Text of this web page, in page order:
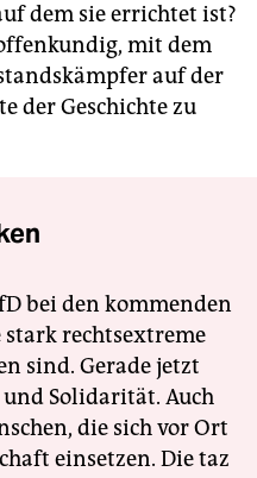
dem sie errichtet ist?
mit dem
auf der
der Geschichte zu
bei den kommenden
rechtsextreme
sind. Gerade jetzt
Solidarität. Auch
die sich vor Ort
einsetzen. Die taz